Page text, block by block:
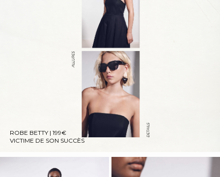
ROBE BETTY | 199€
VICTIME DE SON SUCCÈS